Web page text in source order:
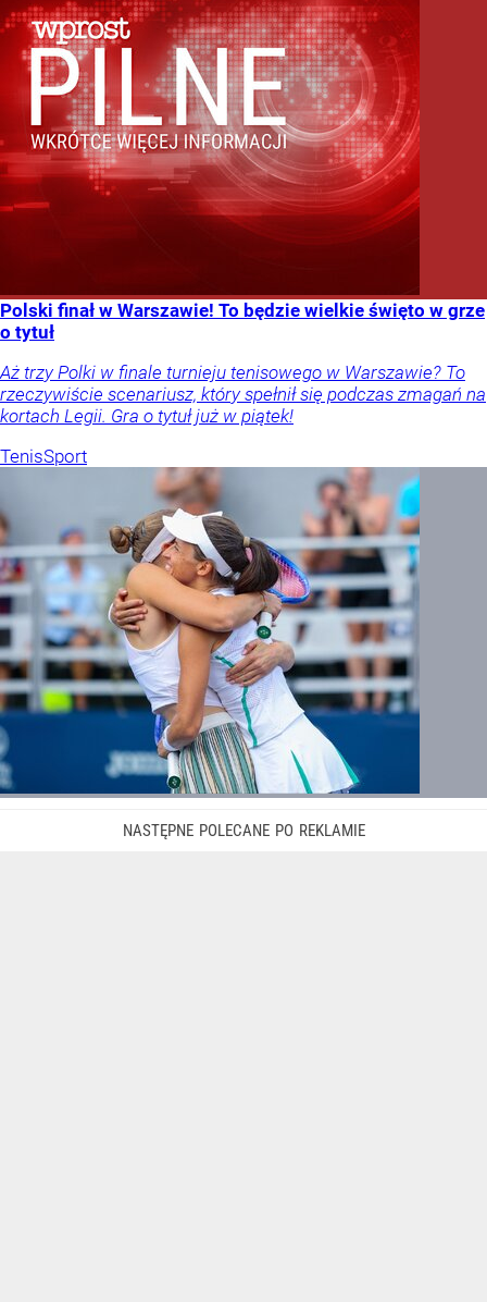
Polski finał w Warszawie! To będzie wielkie święto w grze
o tytuł
Aż trzy Polki w finale turnieju tenisowego w Warszawie? To
rzeczywiście scenariusz, który spełnił się podczas zmagań na
kortach Legii. Gra o tytuł już w piątek!
TenisSport